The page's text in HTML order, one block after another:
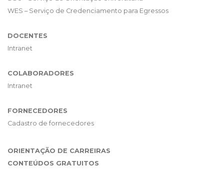
WES – Serviço de Credenciamento para Egressos
DOCENTES
Intranet
COLABORADORES
Intranet
FORNECEDORES
Cadastro de fornecedores
ORIENTAÇÃO DE CARREIRAS
CONTEÚDOS GRATUITOS